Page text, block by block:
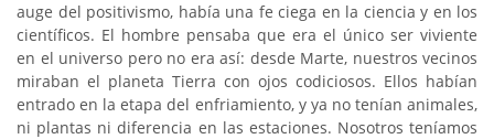
auge del positivismo, había una fe ciega en la ciencia y en los
científicos. El hombre pensaba que era el único ser viviente
en el universo pero no era así: desde Marte, nuestros vecinos
miraban el planeta Tierra con ojos codiciosos. Ellos habían
entrado en la etapa del enfriamiento, y ya no tenían animales,
ni plantas ni diferencia en las estaciones. Nosotros teníamos